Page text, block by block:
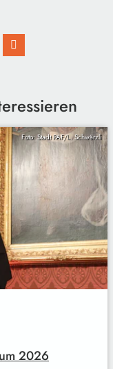
Foto: Stadt PAF/L. Schwärzli
2026